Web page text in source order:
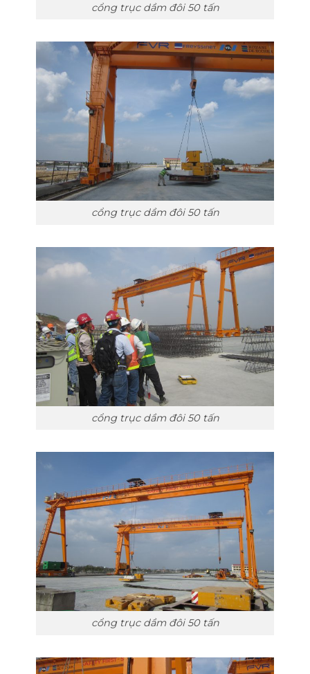
cổng trục dầm đôi 50 tấn
cổng trục dầm đôi 50 tấn
cổng trục dầm đôi 50 tấn
cổng trục dầm đôi 50 tấn